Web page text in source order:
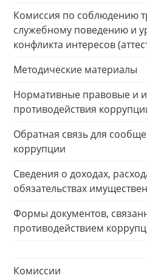
Комиссия по соблюдению
служебному поведению и
конфликта интересов
Методические материалы
Нормативные правовые и
противодействия
Обратная связь для
коррупции
Сведения о доходах,
обязательствах
Формы документов,
противодействием
Комиссии